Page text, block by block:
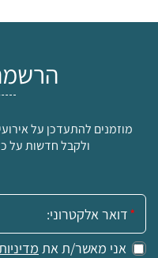
מוזמנים להתעדכן על
ולקבל חדשות על
אימייל:
אני מאשר/ת את